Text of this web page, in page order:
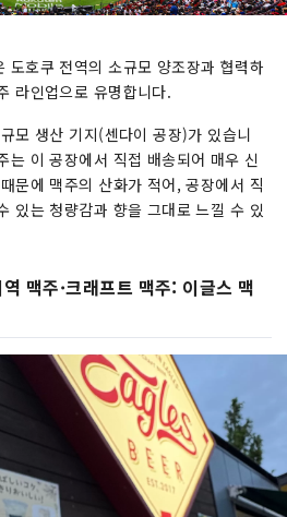
도호쿠 전역의 소규모 양조장과 협력하
라인업으로 유명합니다.
모 생산 기지(센다이 공장)가 있습니
는 이 공장에서 직접 배송되어 매우 신
문에 맥주의 산화가 적어, 공장에서 직
있는 청량감과 향을 그대로 느낄 수 있
맥주·크래프트 맥주: 이글스 맥